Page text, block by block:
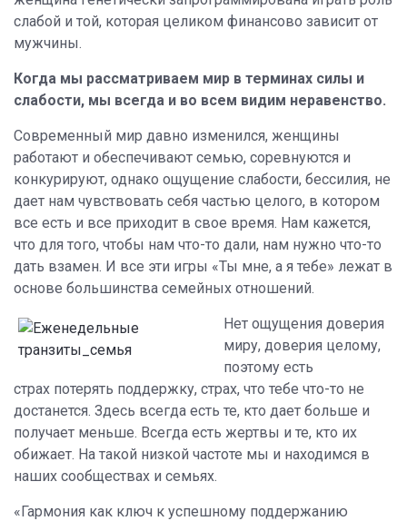
слабой и той, которая целиком финансово зависит от
мужчины.
Когда мы рассматриваем мир в терминах силы и
слабости, мы всегда и во всем видим неравенство.
Современный мир давно изменился, женщины
работают и обеспечивают семью, соревнуются и
конкурируют, однако ощущение слабости, бессилия, не
дает нам чувствовать себя частью целого, в котором
все есть и все приходит в свое время. Нам кажется,
что для того, чтобы нам что-то дали, нам нужно что-то
дать взамен. И все эти игры «Ты мне, а я тебе» лежат в
основе большинства семейных отношений.
Нет ощущения доверия
миру, доверия целому,
поэтому есть
страх потерять поддержку, страх, что тебе что-то не
достанется. Здесь всегда есть те, кто дает больше и
получает меньше. Всегда есть жертвы и те, кто их
обижает. На такой низкой частоте мы и находимся в
наших сообществах и семьях.
«Гармония как ключ к успешному поддержанию